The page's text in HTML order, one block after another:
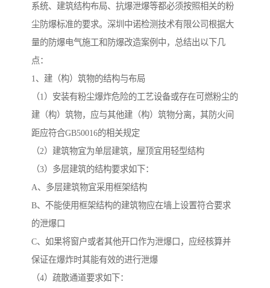
系统、建筑结构布局、抗爆泄爆等都必须按照相关的粉
尘防爆标准的要求。深圳中诺检测技术有限公司根据大
量的防爆电气施工和防爆改造案例中，总结出以下几
点：
1、建（构）筑物的结构与布局
（1）安装有粉尘爆炸危险的工艺设备或存在可燃粉尘的
建（构）筑物，应与其他建（构）筑物分离，其防火间
距应符合GB50016的相关规定
（2）建筑物宜为单层建筑，屋顶宜用轻型结构
（3）多层建筑的结构要求如下：
A、多层建筑物宜采用框架结构
B、不能使用框架结构的建筑物应在墙上设置符合要求
的泄爆口
C、如果将窗户或者其他开口作为泄爆口，应经核算并
保证在爆炸时其能有效的进行泄爆
（4）疏散通道要求如下：